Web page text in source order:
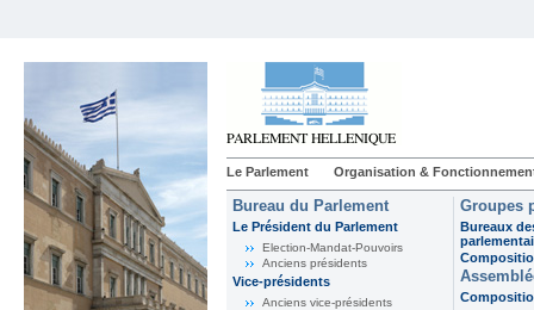
Le Parlement Organisation &
Bureau du Parlement
Le Président du Parlement
Election-Mandat-Pouvoirs
Anciens présidents
Vice-présidents
Anciens vice-présidents
Groupes
Bureaux